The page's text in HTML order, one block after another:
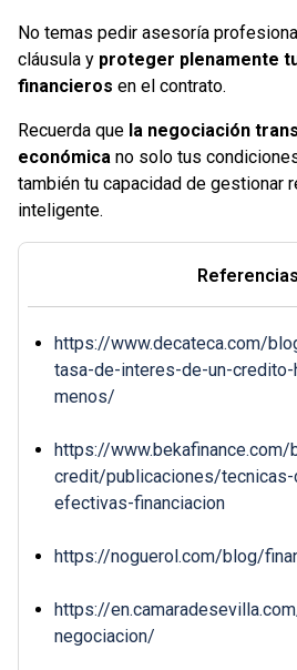
No temas pedir asesoría
cláusula y proteger plenamente
financieros en el contrato.
Recuerda que la negociación
económica no solo tus
también tu capacidad de gestionar
inteligente.
Referencias
https://www.decateca.com/
tasa-de-interes-de-un-
menos/
https://www.bekafinance.com/
credit/publicaciones/tecnicas-
efectivas-financiacion
https://noguerol.com/blog/
https://
negociacion/